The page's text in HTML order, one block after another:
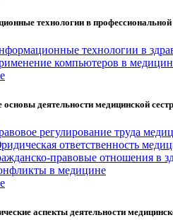
административно-
деятельностью
геология, горное дело,
дело и геодезия
и технологии наземного
технологии в профессиональной
технологии в
компьютеров в
деятельности медицинской
регулирование труда
ответственность
правовые отношения в
в медицине
аспекты деятельности